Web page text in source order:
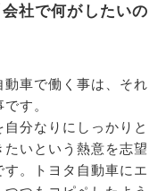
社で何がしたいの
車で働く事は、それ
す。
分なりにしっかりと
いという熱意を志望
。トヨタ自動車にエ